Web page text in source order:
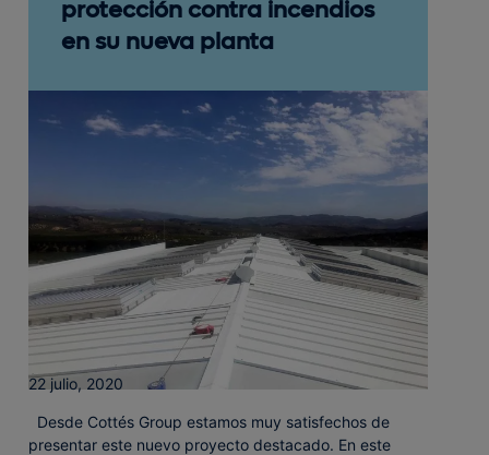
protección contra incendios
en su nueva planta
22 julio, 2020
Desde Cottés Group estamos muy satisfechos de
presentar este nuevo proyecto destacado. En este